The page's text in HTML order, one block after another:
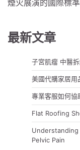
覽
煙火展演的國際標
最新文章
子宮肌瘤 中醫
美國代購家居用
專業客服如何協
Flat Roofing
Understanding
Pelvic Pain